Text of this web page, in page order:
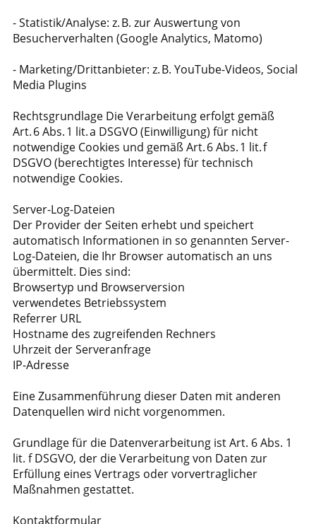
- Statistik/Analyse: z. B. zur Auswertung von
Besucherverhalten (Google Analytics, Matomo)
- Marketing/Drittanbieter: z. B. YouTube-Videos, Social
Media Plugins
Rechtsgrundlage Die Verarbeitung erfolgt gemäß
Art. 6 Abs. 1 lit. a DSGVO (Einwilligung) für nicht
notwendige Cookies und gemäß Art. 6 Abs. 1 lit. f
DSGVO (berechtigtes Interesse) für technisch
notwendige Cookies.
Server-Log-Dateien
Der Provider der Seiten erhebt und speichert
automatisch Informationen in so genannten Server-
Log-Dateien, die Ihr Browser automatisch an uns
übermittelt. Dies sind:
Browsertyp und Browserversion
verwendetes Betriebssystem
Referrer URL
Hostname des zugreifenden Rechners
Uhrzeit der Serveranfrage
IP-Adresse
Eine Zusammenführung dieser Daten mit anderen
Datenquellen wird nicht vorgenommen.
Grundlage für die Datenverarbeitung ist Art. 6 Abs. 1
lit. f DSGVO, der die Verarbeitung von Daten zur
Erfüllung eines Vertrags oder vorvertraglicher
Maßnahmen gestattet.
Kontaktformular